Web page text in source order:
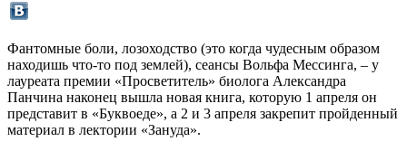
Фантомные боли, лозоходство (это когда чудесным образом
находишь что-то под землей), сеансы Вольфа Мессинга, – у
лауреата премии «Просветитель» биолога Александра
Панчина наконец вышла новая книга, которую 1 апреля он
представит в «Буквоеде», а 2 и 3 апреля закрепит пройденный
материал в лектории «Зануда».